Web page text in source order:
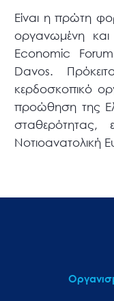
Είναι η πρώτη
οργανωμένη
Economic
Davos.
κερδοσκοπικό
προώθηση της
σταθερότητας,
Νοτιοανατολική